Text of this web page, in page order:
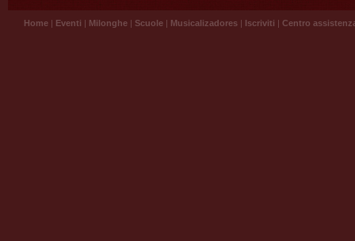
Home | Eventi | Milonghe | Scuole | Musicalizadores | Iscriviti | Centro